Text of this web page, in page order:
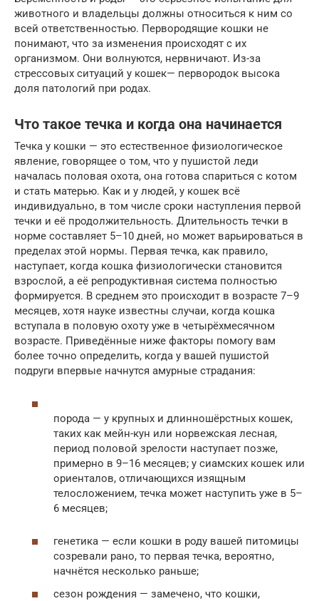
животного и владельцы должны относиться к ним со
всей ответственностью. Первородящие кошки не
понимают, что за изменения происходят с их
организмом. Они волнуются, нервничают. Из-за
стрессовых ситуаций у кошек— первородок высока
доля патологий при родах.
Что такое течка и когда она начинается
Течка у кошки — это естественное физиологическое
явление, говорящее о том, что у пушистой леди
началась половая охота, она готова спариться с котом
и стать матерью. Как и у людей, у кошек всё
индивидуально, в том числе сроки наступления первой
течки и её продолжительность. Длительность течки в
норме составляет 5–10 дней, но может варьироваться в
пределах этой нормы. Первая течка, как правило,
наступает, когда кошка физиологически становится
взрослой, а её репродуктивная система полностью
формируется. В среднем это происходит в возрасте 7–9
месяцев, хотя науке известны случаи, когда кошка
вступала в половую охоту уже в четырёхмесячном
возрасте. Приведённые ниже факторы помогу вам
более точно определить, когда у вашей пушистой
подруги впервые начнутся амурные страдания:
порода — у крупных и длинношёрстных кошек,
таких как мейн-кун или норвежская лесная,
период половой зрелости наступает позже,
примерно в 9–16 месяцев; у сиамских кошек или
ориенталов, отличающихся изящным
телосложением, течка может наступить уже в 5–
6 месяцев;
генетика — если кошки в роду вашей питомицы
созревали рано, то первая течка, вероятно,
начнётся несколько раньше;
сезон рождения — замечено, что кошки,